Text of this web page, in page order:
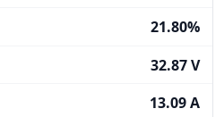
21.80%
32.87 V
13.09 A